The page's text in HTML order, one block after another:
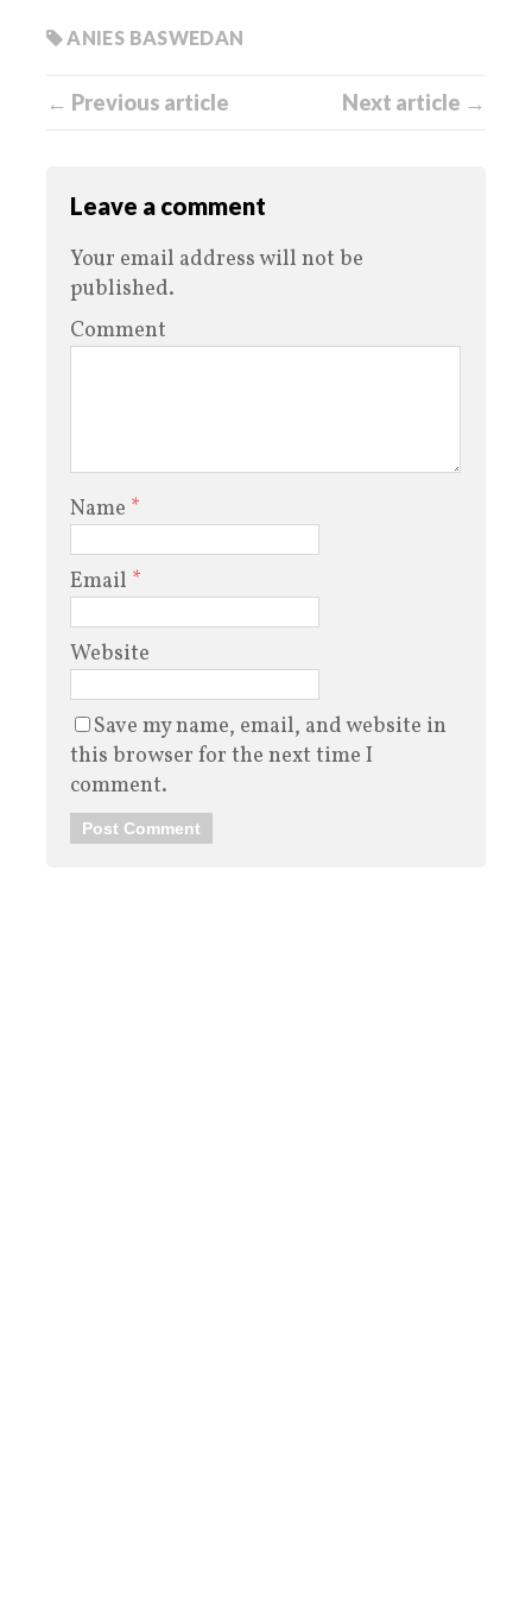
ANIES BASWEDAN
← Previous article Next article →
Leave a comment
Your email address will not be
published.
Comment
Name *
Email *
Website
Save my name, email, and website in
this browser for the next time I
comment.